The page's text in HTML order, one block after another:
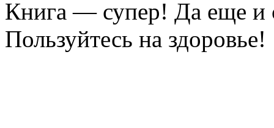
Книга — супер! Да еще и
Пользуйтесь на здоровье!